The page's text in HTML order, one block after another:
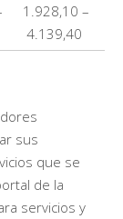
1.928,10 –
4.139,40
sus
que se
de la
servicios y